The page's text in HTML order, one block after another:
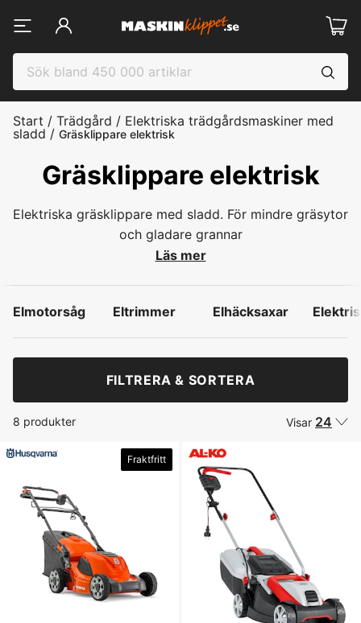
Start / Trädgård / Elektriska trädgårdsmaskiner med
sladd / Gräsklippare elektrisk
Gräsklippare elektrisk
Elektriska gräsklippare med sladd. För mindre gräsytor
och gladare grannar
Läs mer
Elmotorsåg Eltrimmer Elhäcksaxar
FILTRERA & SORTERA
8 produkter Visar 24
Fraktfritt